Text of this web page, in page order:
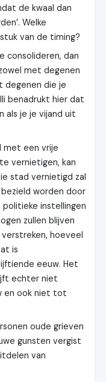
de kwaal dan
Welke
van de timing?
consolideren, dan
met degenen
degenen die je
benadrukt hier dat
als je je vijand uit
met een vrije
vernietigen, kan
stad vernietigd zal
worden door
instellingen
zullen blijven
hoeveel
is
eeuw. Het
echter niet
en ook niet tot
oude grieven
gunsten vergist
van